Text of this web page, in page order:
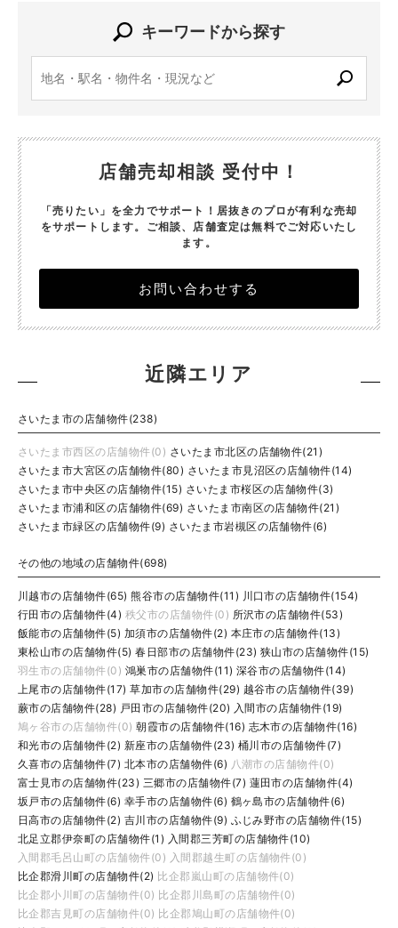
キーワードから探す
店舗売却相談 受付中！
「売りたい」を全力でサポート！居抜きのプロが有利な売却
をサポートします。 ご相談、店舗査定は無料でご対応いたし
ます。
お問い合わせする
近隣エリア
さいたま市の店舗物件(238)
さいたま市西区の店舗物件(0) さいたま市北区の店舗物件(21)
さいたま市大宮区の店舗物件(80) さいたま市見沼区の店舗物件(14)
さいたま市中央区の店舗物件(15) さいたま市桜区の店舗物件(3)
さいたま市浦和区の店舗物件(69) さいたま市南区の店舗物件(21)
さいたま市緑区の店舗物件(9) さいたま市岩槻区の店舗物件(6)
その他の地域の店舗物件(698)
川越市の店舗物件(65) 熊谷市の店舗物件(11) 川口市の店舗物件(154)
行田市の店舗物件(4) 秩父市の店舗物件(0) 所沢市の店舗物件(53)
飯能市の店舗物件(5) 加須市の店舗物件(2) 本庄市の店舗物件(13)
東松山市の店舗物件(5) 春日部市の店舗物件(23) 狭山市の店舗物件(15)
羽生市の店舗物件(0) 鴻巣市の店舗物件(11) 深谷市の店舗物件(14)
上尾市の店舗物件(17) 草加市の店舗物件(29) 越谷市の店舗物件(39)
蕨市の店舗物件(28) 戸田市の店舗物件(20) 入間市の店舗物件(19)
鳩ヶ谷市の店舗物件(0) 朝霞市の店舗物件(16) 志木市の店舗物件(16)
和光市の店舗物件(2) 新座市の店舗物件(23) 桶川市の店舗物件(7)
久喜市の店舗物件(7) 北本市の店舗物件(6) 八潮市の店舗物件(0)
富士見市の店舗物件(23) 三郷市の店舗物件(7) 蓮田市の店舗物件(4)
坂戸市の店舗物件(6) 幸手市の店舗物件(6) 鶴ヶ島市の店舗物件(6)
日高市の店舗物件(2) 吉川市の店舗物件(9) ふじみ野市の店舗物件(15)
北足立郡伊奈町の店舗物件(1) 入間郡三芳町の店舗物件(10)
入間郡毛呂山町の店舗物件(0) 入間郡越生町の店舗物件(0)
比企郡滑川町の店舗物件(2) 比企郡嵐山町の店舗物件(0)
比企郡小川町の店舗物件(0) 比企郡川島町の店舗物件(0)
比企郡吉見町の店舗物件(0) 比企郡鳩山町の店舗物件(0)